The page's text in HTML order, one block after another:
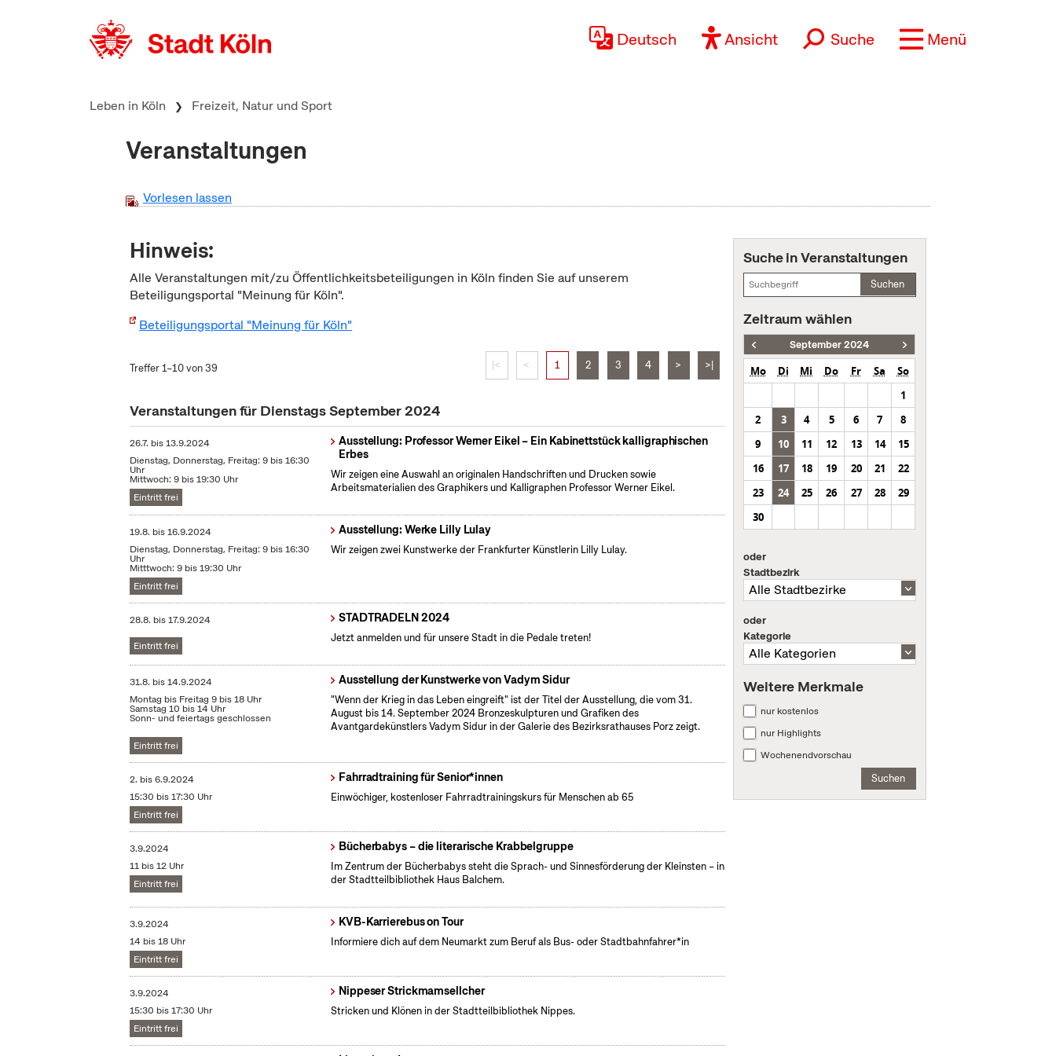
Deutsch Ansicht Suche Menü
Leben in Köln Freizeit, Natur und Sport
Veranstaltungen
Vorlesen lassen
Hinweis:
Alle Veranstaltungen mit/zu Öffentlichkeitsbeteiligungen in Köln finden Sie auf unserem
Beteiligungsportal "Meinung für Köln".
Beteiligungsportal "Meinung für Köln"
Treffer 1–10 von 39 |< < 1 2 3 4 > >|
Veranstaltungen für Dienstags September 2024
26.7. bis13.9.2024
Dienstag, Donnerstag, Freitag: 9 bis 16:30
Uhr
Mittwoch: 9 bis 19:30 Uhr
Eintritt frei
Ausstellung: Professor Werner Eikel – Ein Kabinettstück kalligraphischen
Erbes
Wir zeigen eine Auswahl an originalen Handschriften und Drucken sowie
Arbeitsmaterialien des Graphikers und Kalligraphen Professor Werner Eikel.
19.8. bis16.9.2024
Dienstag, Donnerstag, Freitag: 9 bis 16:30
Uhr
Mitttwoch: 9 bis 19:30 Uhr
Eintritt frei
Ausstellung: Werke Lilly Lulay
Wir zeigen zwei Kunstwerke der Frankfurter Künstlerin Lilly Lulay.
28.8. bis17.9.2024
Eintritt frei
STADTRADELN 2024
Jetzt anmelden und für unsere Stadt in die Pedale treten!
31.8. bis14.9.2024
Montag bis Freitag 9 bis 18 Uhr
Samstag 10 bis 14 Uhr
Sonn- und feiertags geschlossen
Eintritt frei
Ausstellung der Kunstwerke von Vadym Sidur
"Wenn der Krieg in das Leben eingreift" ist der Titel der Ausstellung, die vom 31.
August bis 14. September 2024 Bronzeskulpturen und Grafiken des
Avantgardekünstlers Vadym Sidur in der Galerie des Bezirksrathauses Porz zeigt.
2. bis6.9.2024
15:30 bis 17:30 Uhr
Eintritt frei
Fahrradtraining für Senior*innen
Einwöchiger, kostenloser Fahrradtrainingskurs für Menschen ab 65
3.9.2024
11 bis 12 Uhr
Eintritt frei
Bücherbabys – die literarische Krabbelgruppe
Im Zentrum der Bücherbabys steht die Sprach- und Sinnesförderung der Kleinsten – in
der Stadtteilbibliothek Haus Balchem.
3.9.2024
14 bis 18 Uhr
Eintritt frei
KVB-Karrierebus on Tour
Informiere dich auf dem Neumarkt zum Beruf als Bus- oder Stadtbahnfahrer*in
3.9.2024
15:30 bis 17:30 Uhr
Eintritt frei
Nippeser Strickmamsellcher
Stricken und Klönen in der Stadtteilbibliothek Nippes.
Suche in Veranstaltungen
Suchen
Zeitraum wählen
September 2024
Mo Di Mi Do Fr Sa
So
1
2
3 4 5 6 7
8
9
10 11 12 13 14
15
16
17 18 19 20 21
22
23
24 25 26 27 28
29
30
oder
Stadtbezirk
oder
Kategorie
Weitere Merkmale
nur kostenlos
nur Highlights
Wochenendvorschau
Suchen